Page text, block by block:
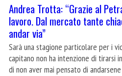
Andrea Trotta: “Grazie al
lavoro. Dal mercato tante
andar via”
Sarà una stagione particolare per i
capitano non ha intenzione di tirarsi
di non aver mai pensato di andarsene